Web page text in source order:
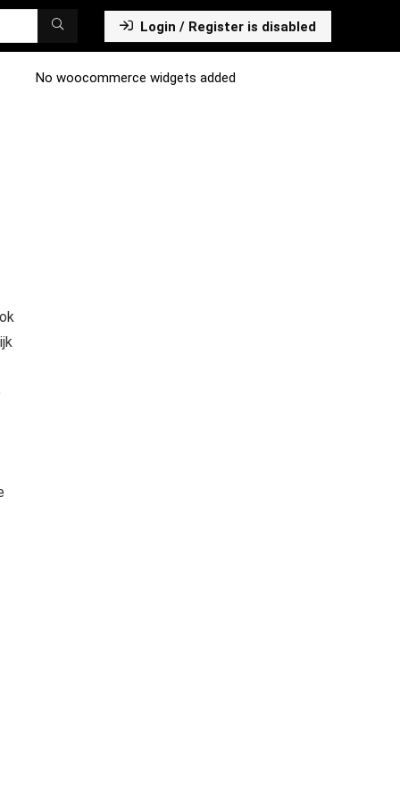
Login / Register is disabled
No woocommerce widgets added